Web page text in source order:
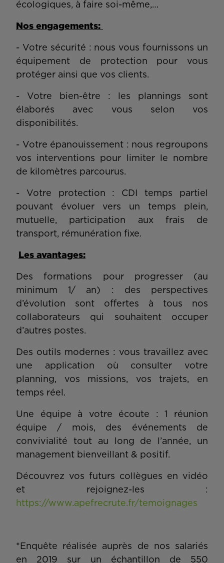
écologiques, à faire soi-même,…
Nos engagements:
- Votre sécurité : nous vous fournissons un
équipement de protection pour vous
protéger ainsi que vos clients.
- Votre bien-être : les plannings sont
élaborés avec vous selon vos
disponibilités.
- Votre épanouissement : nous regroupons
vos interventions pour limiter le nombre
de kilomètres parcourus.
- Votre protection : CDI temps partiel
pouvant évoluer vers un temps plein,
mutuelle, participation aux frais de
transport, rémunération fixe.
Les avantages:
Des formations pour progresser (au
minimum 1/ an) : des perspectives
d’évolution sont offertes à tous nos
collaborateurs qui souhaitent occuper
d’autres postes.
Des outils modernes : vous travaillez avec
une application où consulter votre
planning, vos missions, vos trajets, en
temps réel.
Une équipe à votre écoute : 1 réunion
équipe / mois, des événements de
convivialité tout au long de l’année, un
management bienveillant & positif.
Découvrez vos futurs collègues en vidéo
et rejoignez-les :
https://www.apefrecrute.fr/temoignages
*Enquête réalisée auprès de nos salariés
en 2019 sur un échantillon de 550